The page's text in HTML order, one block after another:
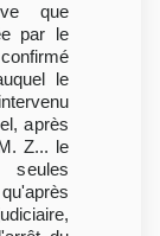
que
par le
le
après
Z... le